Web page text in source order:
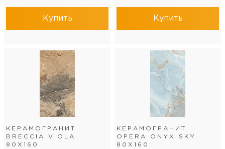
Купить Купить
КЕРАМОГРАНИТ
BRECCIA VIOLA
80Х160
КЕРАМОГРАНИТ
OPERA ONYX SKY
80Х160